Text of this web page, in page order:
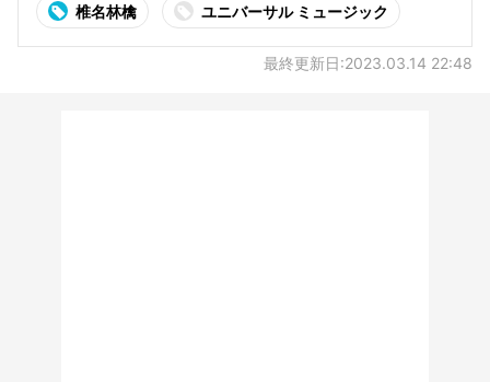
椎名林檎 ユニバーサル ミュージック
最終更新日:2023.03.14 22:48